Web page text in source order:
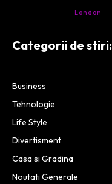
London
Categorii de stiri:
Business
Tehnologie
Life Style
Divertisment
Casa si Gradina
Noutati Generale